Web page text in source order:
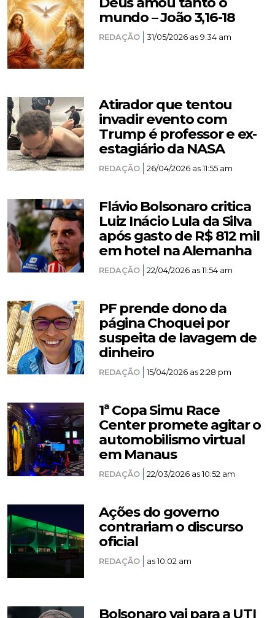
mundo – João 3,16-18
REDAÇÃO 31/05/2026 as 9:34 am
Atirador que tentou
invadir evento com
Trump é professor e ex-
estagiário da NASA
REDAÇÃO 26/04/2026 as 11:55 am
Flávio Bolsonaro critica
Luiz Inácio Lula da Silva
após gasto de R$ 812 mil
em hotel na Alemanha
REDAÇÃO 22/04/2026 as 11:54 am
PF prende dono da
página Choquei por
suspeita de lavagem de
dinheiro
REDAÇÃO 15/04/2026 as 2:28 pm
1ª Copa Simu Race
Center promete agitar o
automobilismo virtual
em Manaus
REDAÇÃO 22/03/2026 as 10:52 am
Ações do governo
contrariam o discurso
oficial
REDAÇÃO as 10:02 am
Bolsonaro vai para a UTI